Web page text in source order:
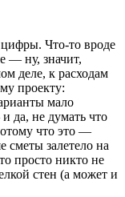
Что-то вроде
— ну, значит,
деле, к расходам
проекту:
мало
да, не думать что
что это —
сметы залетело на
просто никто не
стен (а может и